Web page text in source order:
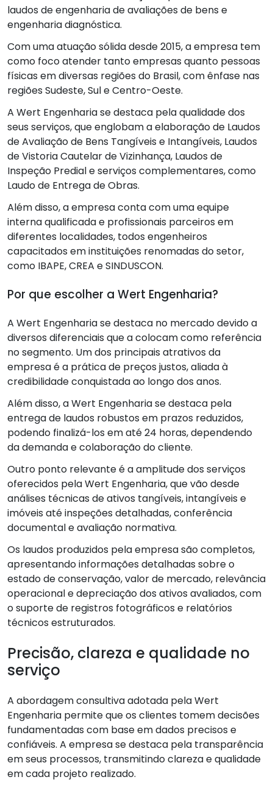
laudos de engenharia de avaliações de bens e
engenharia diagnóstica.
Com uma atuação sólida desde 2015, a empresa tem
como foco atender tanto empresas quanto pessoas
físicas em diversas regiões do Brasil, com ênfase nas
regiões Sudeste, Sul e Centro-Oeste.
A Wert Engenharia se destaca pela qualidade dos
seus serviços, que englobam a elaboração de Laudos
de Avaliação de Bens Tangíveis e Intangíveis, Laudos
de Vistoria Cautelar de Vizinhança, Laudos de
Inspeção Predial e serviços complementares, como
Laudo de Entrega de Obras.
Além disso, a empresa conta com uma equipe
interna qualificada e profissionais parceiros em
diferentes localidades, todos engenheiros
capacitados em instituições renomadas do setor,
como IBAPE, CREA e SINDUSCON.
Por que escolher a Wert Engenharia?
A Wert Engenharia se destaca no mercado devido a
diversos diferenciais que a colocam como referência
no segmento. Um dos principais atrativos da
empresa é a prática de preços justos, aliada à
credibilidade conquistada ao longo dos anos.
Além disso, a Wert Engenharia se destaca pela
entrega de laudos robustos em prazos reduzidos,
podendo finalizá-los em até 24 horas, dependendo
da demanda e colaboração do cliente.
Outro ponto relevante é a amplitude dos serviços
oferecidos pela Wert Engenharia, que vão desde
análises técnicas de ativos tangíveis, intangíveis e
imóveis até inspeções detalhadas, conferência
documental e avaliação normativa.
Os laudos produzidos pela empresa são completos,
apresentando informações detalhadas sobre o
estado de conservação, valor de mercado, relevância
operacional e depreciação dos ativos avaliados, com
o suporte de registros fotográficos e relatórios
técnicos estruturados.
Precisão, clareza e qualidade no
serviço
A abordagem consultiva adotada pela Wert
Engenharia permite que os clientes tomem decisões
fundamentadas com base em dados precisos e
confiáveis. A empresa se destaca pela transparência
em seus processos, transmitindo clareza e qualidade
em cada projeto realizado.